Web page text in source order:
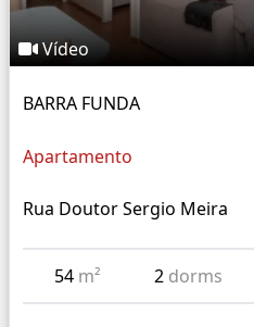
Vídeo
BARRA FUNDA
Apartamento
Rua Doutor Sergio Meira
54 m² 2 dorms